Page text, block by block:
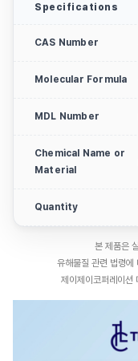
Specifications
CAS Number
Molecular Formula
MDL Number
Chemical Name or
Material
Quantity
본 제품은
유해물질 관련 법령에
제이제이코퍼레이